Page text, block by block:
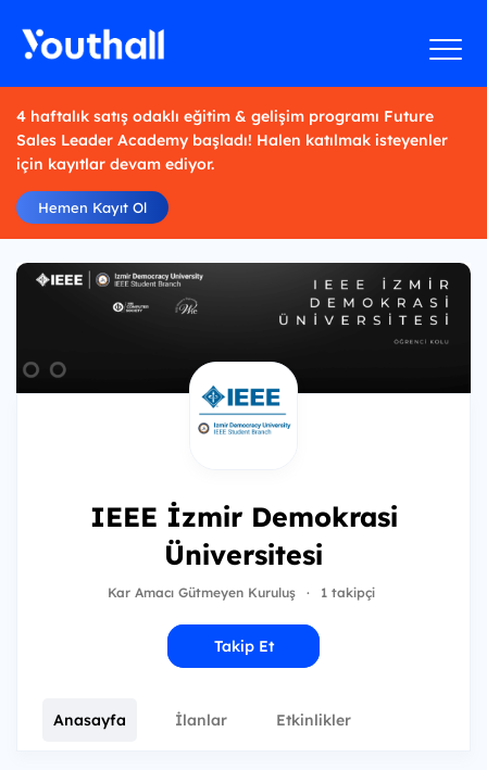
4 haftalık satış odaklı eğitim & gelişim programı Future
Sales Leader Academy başladı! Halen katılmak isteyenler
için kayıtlar devam ediyor.
Hemen Kayıt Ol
IEEE İzmir Demokrasi
Üniversitesi
Kar Amacı Gütmeyen Kuruluş · 1 takipçi
Takip Et
Anasayfa İlanlar Etkinlikler